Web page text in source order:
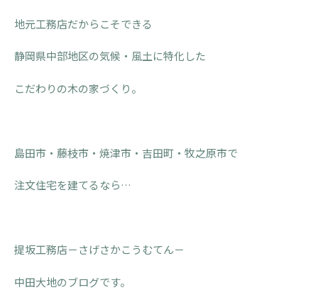
地元工務店だからこそできる
静岡県中部地区の気候・風土に特化した
こだわりの木の家づくり。
島田市・藤枝市・焼津市・吉田町・牧之原市で
注文住宅を建てるなら…
提坂工務店－さげさかこうむてん－
中田大地のブログです。